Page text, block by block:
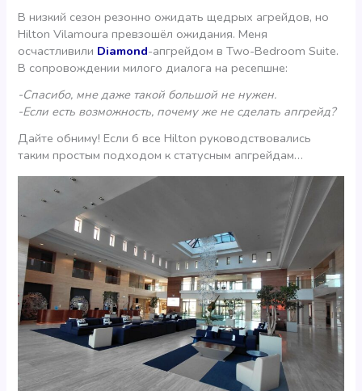
В низкий сезон резонно ожидать щедрых агрейдов, но
Hilton Vilamoura превзошёл ожидания. Меня
осчастливили Diamond-апгрейдом в Two-Bedroom Suite.
В сопровождении милого диалога на ресепшне:
-Спасибо, мне даже такой большой не нужен.
-Если есть возможность, почему же не сделать апгрейд?
Дайте обниму! Если б все Hilton руководствовались
таким простым подходом к статусным апгрейдам…